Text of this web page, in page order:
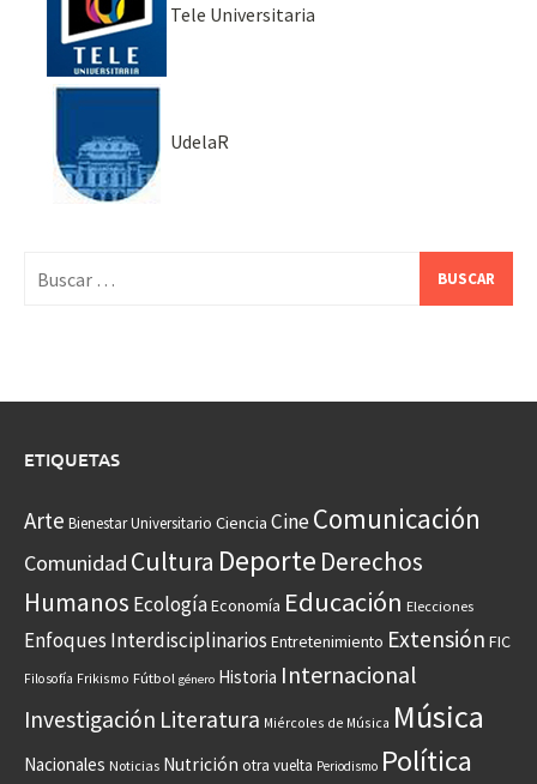
Tele Universitaria
UdelaR
ETIQUETAS
Arte Bienestar Universitario Ciencia CineComunicación
Comunidad Cultura Deporte Derechos
Humanos EcologíaEconomía Educación Elecciones
Enfoques Interdisciplinarios Entretenimiento Extensión FIC
Filosofía Frikismo Fútbol género Historia Internacional
Investigación Literatura Miércoles de Música Música
Nacionales Noticias Nutrición otra vuelta Periodismo Política